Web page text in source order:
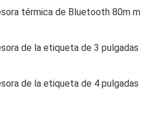
térmica de Bluetooth 80m m
de la etiqueta de 3 pulgadas
de la etiqueta de 4 pulgadas